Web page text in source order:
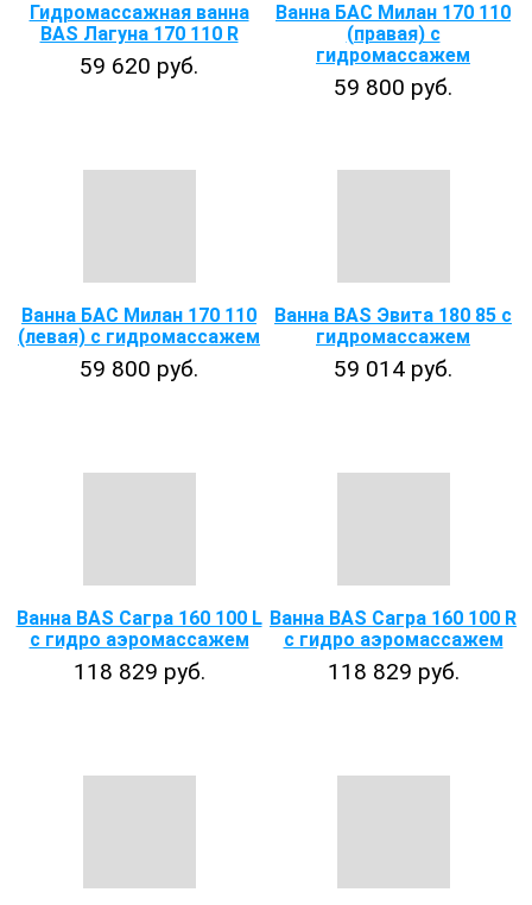
Гидромассажная ванна
BAS Лагуна 170 110 R
59 620 руб.
Ванна БАС Милан 170 110
(правая) с
гидромассажем
59 800 руб.
Ванна БАС Милан 170 110
(левая) с гидромассажем
59 800 руб.
Ванна BAS Эвита 180 85 с
гидромассажем
59 014 руб.
Ванна BAS Сагра 160 100 L
с гидро аэромассажем
118 829 руб.
Ванна BAS Сагра 160 100 R
с гидро аэромассажем
118 829 руб.